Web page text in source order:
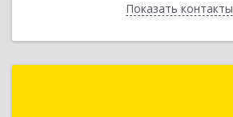
Показать контакты
Назад